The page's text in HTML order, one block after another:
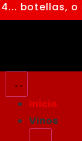
botellas, o
Inicio
Vinos